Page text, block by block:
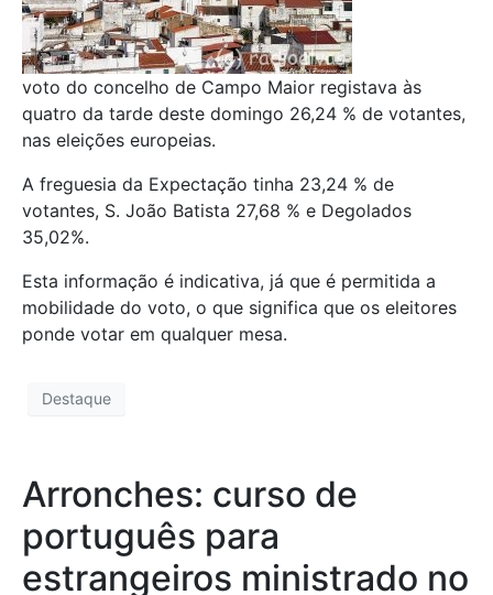
voto do concelho de Campo Maior registava às
quatro da tarde deste domingo 26,24 % de votantes,
nas eleições europeias.
A freguesia da Expectação tinha 23,24 % de
votantes, S. João Batista 27,68 % e Degolados
35,02%.
Esta informação é indicativa, já que é permitida a
mobilidade do voto, o que significa que os eleitores
ponde votar em qualquer mesa.
Destaque
Arronches: curso de
português para
estrangeiros ministrado no